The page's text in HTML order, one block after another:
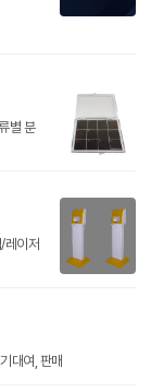
별 분
레이저
대여, 판매